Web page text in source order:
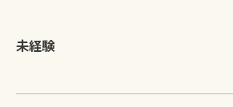
未経験